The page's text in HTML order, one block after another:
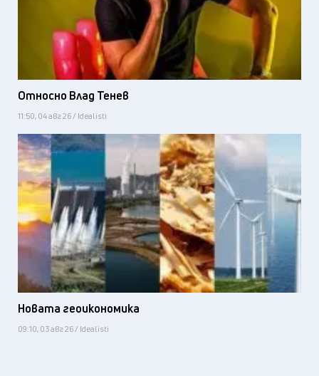
Относно Влад Тенев
11:50, 04 авг 26 / Idealisti
Новата геоикономика
09:10, 03 авг 26 / Idealisti